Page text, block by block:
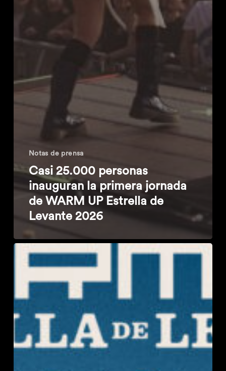
Notas de prensa
Casi 25.000 personas
inauguran la primera jornada
de WARM UP Estrella de
Levante 2026